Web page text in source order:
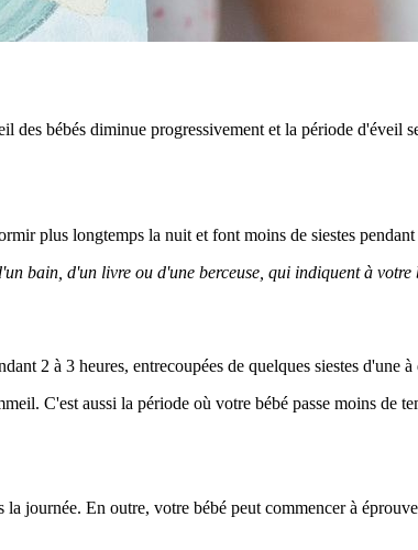
des bébés diminue progressivement et la période d'éveil
plus longtemps la nuit et font moins de siestes
bain, d'un livre ou d'une berceuse, qui indiquent à votre
2 à 3 heures, entrecoupées de quelques siestes d'une à
C'est aussi la période où votre bébé passe moins de
journée. En outre, votre bébé peut commencer à